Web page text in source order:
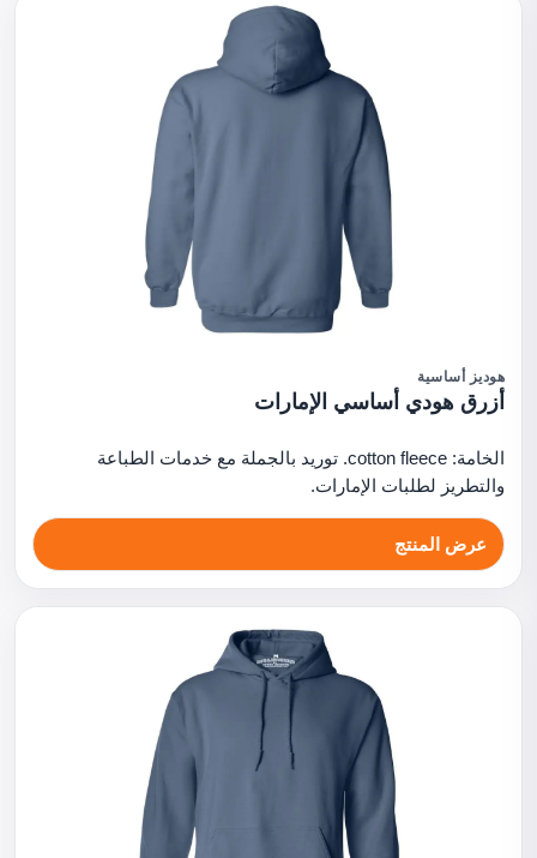
هوديز أساسية
أزرق هودي أساسي الإمارات
الخامة: cotton fleece. توريد بالجملة مع خدمات الطباعة
والتطريز لطلبات الإمارات.
عرض المنتج